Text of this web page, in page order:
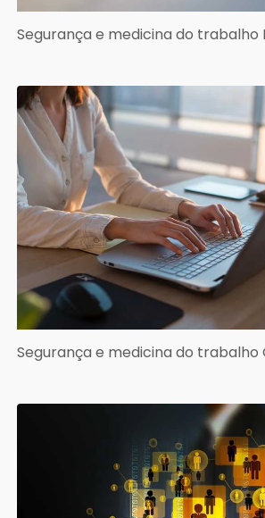
Segurança e medicina do trabalho
Segurança e medicina do